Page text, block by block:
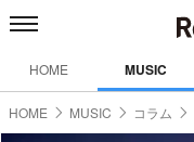
HOME MUSIC
HOME MUSIC コラム